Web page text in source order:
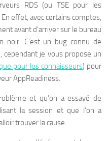
RDS (ou TSE pour les
effet, avec certains comptes,
avant d’arriver sur le bureau
C’est un bug connu de
cependant je vous propose un
pour les connaisseurs) pour
AppReadiness.
et qu’on a essayé de
la session et que l’on a
trouver la cause.